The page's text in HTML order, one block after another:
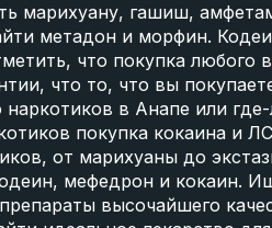
марихуану, гашиш,
метадон и морфин.
что покупка
что то, что вы
в Анапе или
покупка кокаина и
от марихуаны до
мефедрон и кокаин.
высочайшего